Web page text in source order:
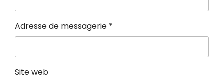
Adresse de messagerie *
Site web